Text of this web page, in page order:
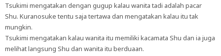
Tsukimi mengatakan dengan gugup kalau wanita tadi adalah pacar
Shu. Kuranosuke tentu saja tertawa dan mengatakan kalau itu tak
mungkin.
Tsukimi mengatakan kalau wanita itu memiliki kacamata Shu dan ia juga
melihat langsung Shu dan wanita itu berduaan.